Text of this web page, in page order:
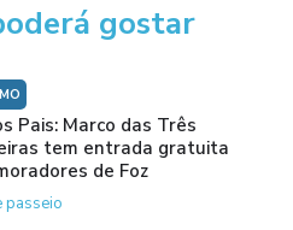
gostar
Pais: Marco das Três
tem entrada gratuita
de Foz
passeio